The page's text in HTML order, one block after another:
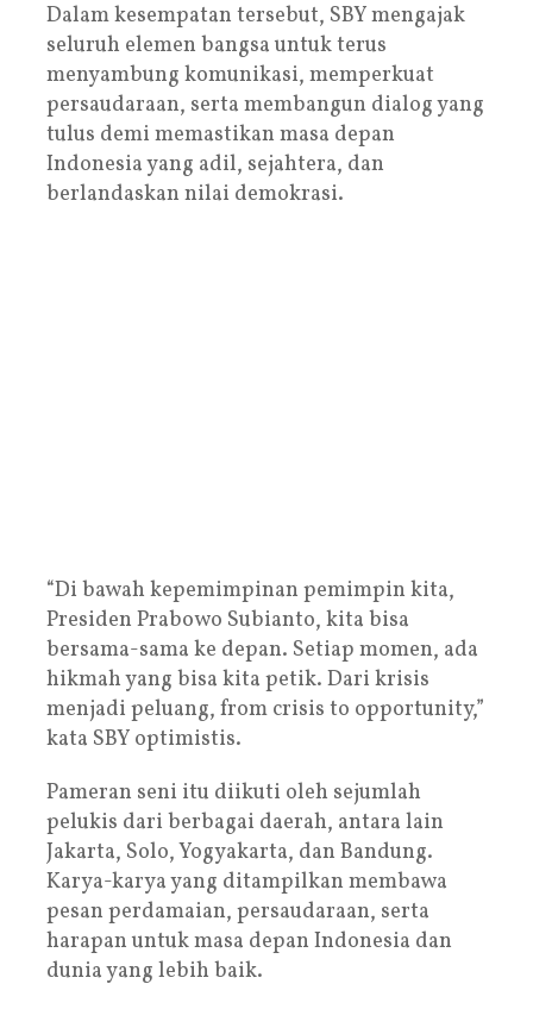
Dalam kesempatan tersebut, SBY mengajak
seluruh elemen bangsa untuk terus
menyambung komunikasi, memperkuat
persaudaraan, serta membangun dialog yang
tulus demi memastikan masa depan
Indonesia yang adil, sejahtera, dan
berlandaskan nilai demokrasi.
“Di bawah kepemimpinan pemimpin kita,
Presiden Prabowo Subianto, kita bisa
bersama-sama ke depan. Setiap momen, ada
hikmah yang bisa kita petik. Dari krisis
menjadi peluang, from crisis to opportunity,”
kata SBY optimistis.
Pameran seni itu diikuti oleh sejumlah
pelukis dari berbagai daerah, antara lain
Jakarta, Solo, Yogyakarta, dan Bandung.
Karya-karya yang ditampilkan membawa
pesan perdamaian, persaudaraan, serta
harapan untuk masa depan Indonesia dan
dunia yang lebih baik.